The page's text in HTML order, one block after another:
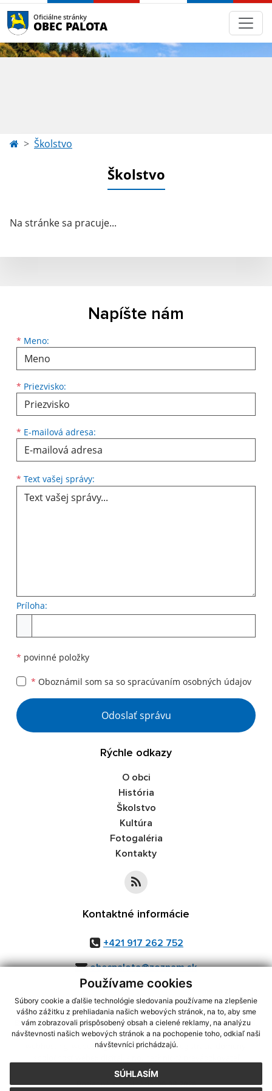
Používame cookies
Súbory cookie a ďalšie technológie sledovania používame na zlepšenie
vášho zážitku z prehliadania našich webových stránok, na to, aby sme
vám zobrazovali prispôsobený obsah a cielené reklamy, na analýzu
návštevnosti našich webových stránok a na pochopenie toho, odkiaľ naši
návštevníci prichádzajú.
SÚHLASÍM
Oficiálne stránky
OBEC PALOTA
Školstvo
Školstvo
Na stránke sa pracuje...
Napíšte nám
* Meno:
* Priezvisko:
* E-mailová adresa:
* Text vašej správy:
Príloha:
* povinné položky
* Oboznámil som sa so spracúvaním osobných údajov
Odoslať správu
Rýchle odkazy
O obci
História
Školstvo
Kultúra
Fotogaléria
Kontakty
Kontaktné informácie
+421 917 262 752
obecpalota@zoznam.sk
využite možnosť získavania aktuálnych informácií s využitím RSS
CMS systém (redakčný) systém ECHELON 2,Mapa stránok,web portál
webex.digital, s.r.o.,domény,registrácia domény
Posledná aktualizácia:06.08.2026